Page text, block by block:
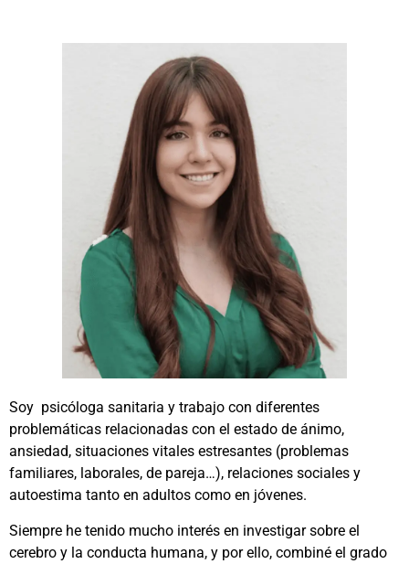
Soy psicóloga sanitaria y trabajo con diferentes
problemáticas relacionadas con el estado de ánimo,
ansiedad, situaciones vitales estresantes (problemas
familiares, laborales, de pareja…), relaciones sociales y
autoestima tanto en adultos como en jóvenes.
Siempre he tenido mucho interés en investigar sobre el
cerebro y la conducta humana, y por ello, combiné el grado